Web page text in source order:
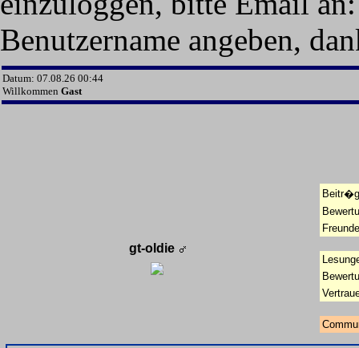
Benutzername angeben,
Datum: 07.08.26 00:44
Willkommen Gast
gt-oldie